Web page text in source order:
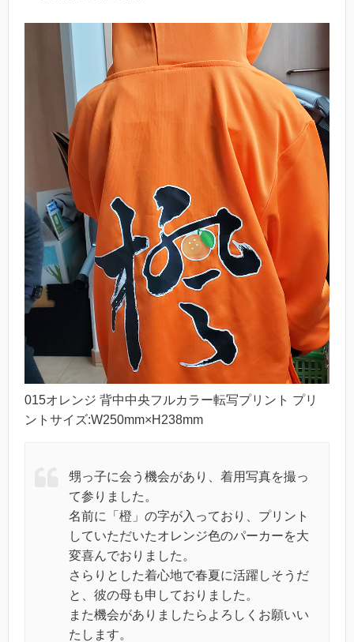
015オレンジ 背中中央フルカラー転写プリント プリ
ントサイズ:W250mm×H238mm
甥っ子に会う機会があり、着用写真を撮っ
て参りました。
名前に「橙」の字が入っており、プリント
していただいたオレンジ色のパーカーを大
変喜んでおりました。
さらりとした着心地で春夏に活躍しそうだ
と、彼の母も申しておりました。
また機会がありましたらよろしくお願いい
たします。